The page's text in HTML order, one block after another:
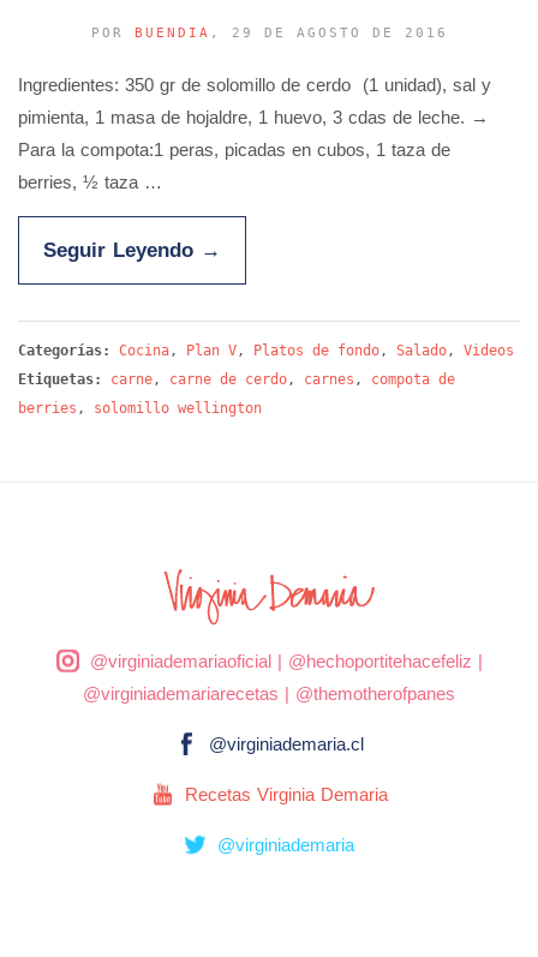
POR BUENDIA , 29 DE AGOSTO DE 2016
Ingredientes: 350 gr de solomillo de cerdo (1 unidad), sal y
pimienta, 1 masa de hojaldre, 1 huevo, 3 cdas de leche. →
Para la compota:1 peras, picadas en cubos, 1 taza de
berries, ½ taza …
Seguir Leyendo →
Categorías: Cocina , Plan V , Platos de fondo , Salado , Videos
Etiquetas:
carne , carne de cerdo , carnes , compota de
berries , solomillo wellington
@virginiademariaoficial| @hechoportitehacefeliz |
@virginiademariarecetas | @themotherofpanes
@virginiademaria.cl
Recetas Virginia Demaria
@virginiademaria